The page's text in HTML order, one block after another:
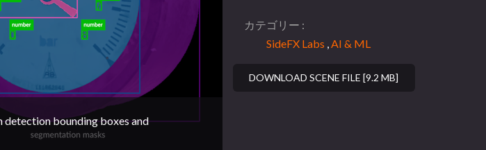
detection bounding boxes and
カテゴリー
SideFX Labs ,AI & ML
DOWNLOAD SCENE FILE [9.2 MB]